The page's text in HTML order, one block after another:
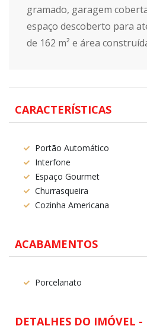
gramado, garagem
espaço descoberto para
de 162 m² e área
CARACTERÍSTICAS
Portão Automático
Interfone
Espaço Gourmet
Churrasqueira
Cozinha Americana
ACABAMENTOS
Porcelanato
DETALHES DO IMÓVEL -